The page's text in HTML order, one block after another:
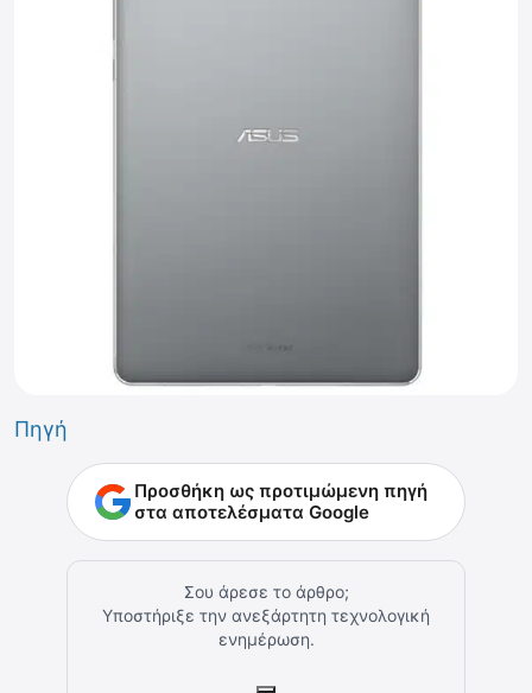
Πηγή
Προσθήκη ως προτιμώμενη πηγή
στα αποτελέσματα Google
Σου άρεσε το άρθρο;
Υποστήριξε την ανεξάρτητη τεχνολογική
ενημέρωση.